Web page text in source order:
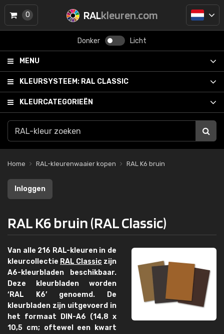
RALkleuren.com
Donker Licht
MENU
KLEURSYSTEEM: RAL CLASSIC
KLEURCATEGORIEËN
0
Home RAL-kleurenwaaier kopen RAL K6 bruin
Inloggen
RAL K6 bruin (RAL Classic)
Van alle 216 RAL-kleuren in de
kleurcollectie RAL Classic zijn
A6-kleurbladen beschikbaar.
Deze kleurbladen worden
‘RAL K6’ genoemd. De
kleurbladen zijn uitgevoerd in
het formaat DIN-A6 (14,8 x
10,5 cm; oftewel een kwart